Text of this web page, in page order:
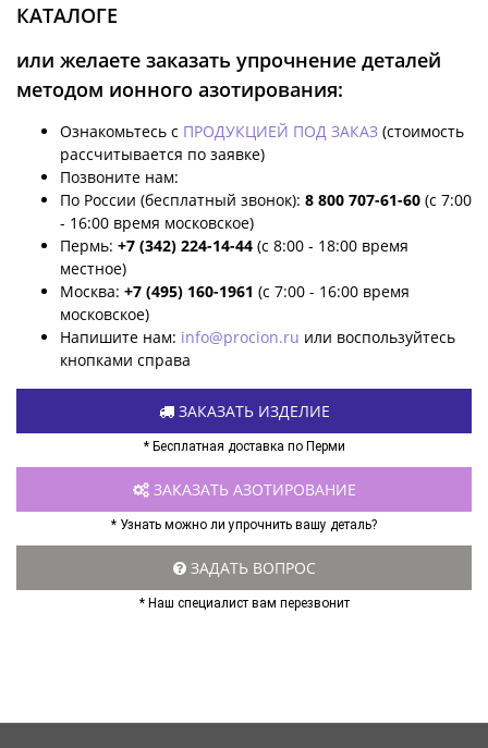
КАТАЛОГЕ
или желаете заказать упрочнение деталей
методом ионного азотирования:
Ознакомьтесь с ПРОДУКЦИЕЙ ПОД ЗАКАЗ (стоимость
рассчитывается по заявке)
Позвоните нам:
По России (бесплатный звонок): 8 800 707-61-60 (с 7:00
- 16:00 время московское)
Пермь: +7 (342) 224-14-44 (с 8:00 - 18:00 время
местное)
Москва: +7 (495) 160-1961 (с 7:00 - 16:00 время
московское)
Напишите нам: info@procion.ru или воспользуйтесь
кнопками справа
ЗАКАЗАТЬ ИЗДЕЛИЕ
* Бесплатная доставка по Перми
ЗАКАЗАТЬ АЗОТИРОВАНИЕ
* Узнать можно ли упрочнить вашу деталь?
ЗАДАТЬ ВОПРОС
* Наш специалист вам перезвонит